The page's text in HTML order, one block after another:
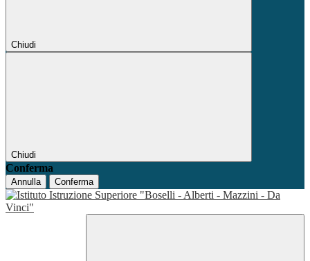
Chiudi
Chiudi
Conferma
Annulla Conferma